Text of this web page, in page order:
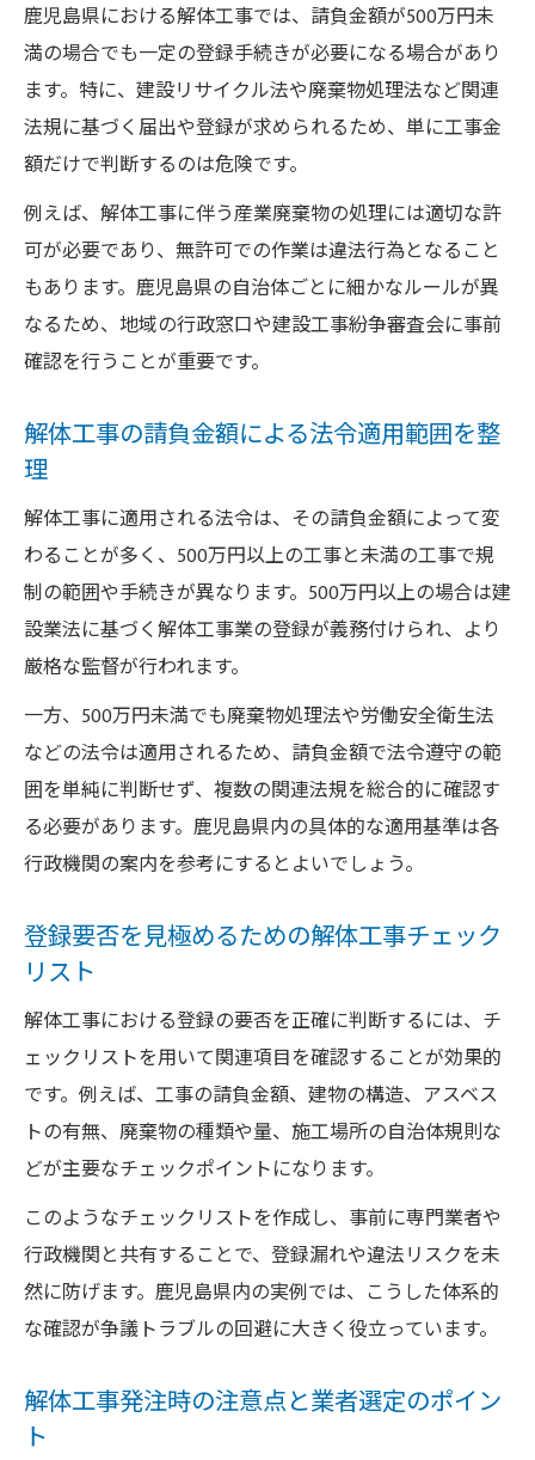
鹿児島県における解体工事では、請負金額が500万円未
満の場合でも一定の登録手続きが必要になる場合があり
ます。特に、建設リサイクル法や廃棄物処理法など関連
法規に基づく届出や登録が求められるため、単に工事金
額だけで判断するのは危険です。
例えば、解体工事に伴う産業廃棄物の処理には適切な許
可が必要であり、無許可での作業は違法行為となること
もあります。鹿児島県の自治体ごとに細かなルールが異
なるため、地域の行政窓口や建設工事紛争審査会に事前
確認を行うことが重要です。
解体工事の請負金額による法令適用範囲を整
理
解体工事に適用される法令は、その請負金額によって変
わることが多く、500万円以上の工事と未満の工事で規
制の範囲や手続きが異なります。500万円以上の場合は建
設業法に基づく解体工事業の登録が義務付けられ、より
厳格な監督が行われます。
一方、500万円未満でも廃棄物処理法や労働安全衛生法
などの法令は適用されるため、請負金額で法令遵守の範
囲を単純に判断せず、複数の関連法規を総合的に確認す
る必要があります。鹿児島県内の具体的な適用基準は各
行政機関の案内を参考にするとよいでしょう。
登録要否を見極めるための解体工事チェック
リスト
解体工事における登録の要否を正確に判断するには、チ
ェックリストを用いて関連項目を確認することが効果的
です。例えば、工事の請負金額、建物の構造、アスベス
トの有無、廃棄物の種類や量、施工場所の自治体規則な
どが主要なチェックポイントになります。
このようなチェックリストを作成し、事前に専門業者や
行政機関と共有することで、登録漏れや違法リスクを未
然に防げます。鹿児島県内の実例では、こうした体系的
な確認が争議トラブルの回避に大きく役立っています。
解体工事発注時の注意点と業者選定のポイン
ト